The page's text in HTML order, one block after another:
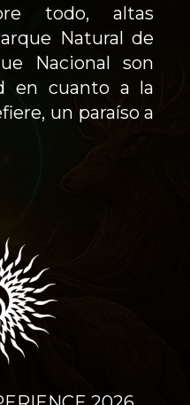
todo, altas
Natural de
Nacional son
en cuanto a la
un paraíso a